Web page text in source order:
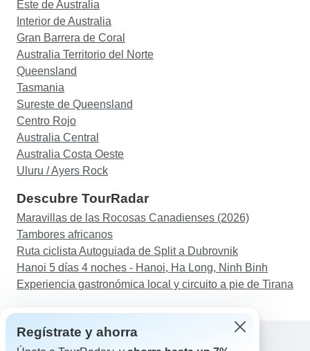
Este de Australia
Interior de Australia
Gran Barrera de Coral
Australia Territorio del Norte
Queensland
Tasmania
Sureste de Queensland
Centro Rojo
Australia Central
Australia Costa Oeste
Uluru / Ayers Rock
Descubre TourRadar
Maravillas de las Rocosas Canadienses (2026)
Tambores africanos
Ruta ciclista Autoguiada de Split a Dubrovnik
Hanoi 5 días 4 noches - Hanoi, Ha Long, Ninh Binh
Experiencia gastronómica local y circuito a pie de Tirana
Regístrate y ahorra